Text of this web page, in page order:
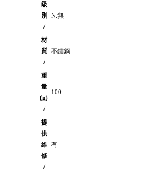
級
別
/
N:無
材
質
/
不鏽鋼
重
量
(g)
/
100
提
供
維
修
/
有